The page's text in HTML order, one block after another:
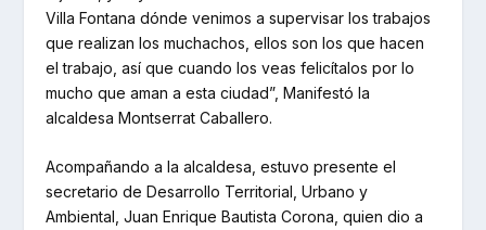
Villa Fontana dónde venimos a supervisar los trabajos
que realizan los muchachos, ellos son los que hacen
el trabajo, así que cuando los veas felicítalos por lo
mucho que aman a esta ciudad”, Manifestó la
alcaldesa Montserrat Caballero.
Acompañando a la alcaldesa, estuvo presente el
secretario de Desarrollo Territorial, Urbano y
Ambiental, Juan Enrique Bautista Corona, quien dio a